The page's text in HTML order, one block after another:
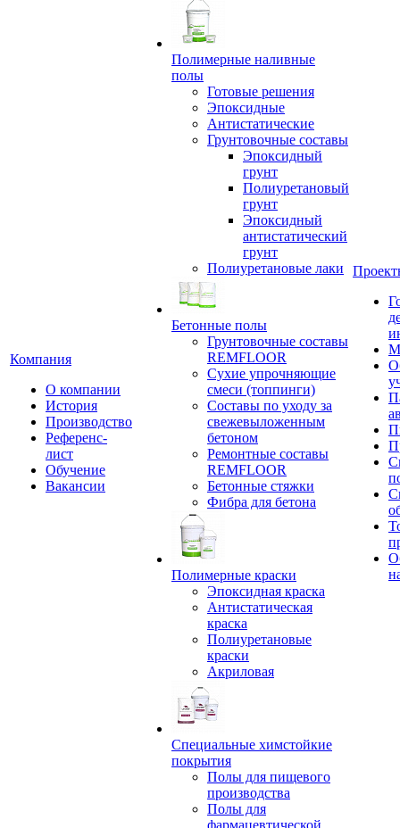
Компания
О компании
История
Производство
Референс-
лист
Обучение
Вакансии
Полимерные наливные
полы
Готовые решения
Эпоксидные
Антистатические
Грунтовочные составы
Эпоксидный
грунт
Полиуретановый
грунт
Эпоксидный
антистатический
грунт
Полиуретановые лаки
Бетонные полы
Грунтовочные составы
REMFLOOR
Сухие упрочняющие
смеси (топпинги)
Составы по уходу за
свежевыложенным
бетоном
Ремонтные составы
REMFLOOR
Бетонные стяжки
Фибра для бетона
Полимерные краски
Эпоксидная краска
Антистатическая
краска
Полиуретановые
краски
Акриловая
Специальные химстойкие
покрытия
Полы для пищевого
производства
Полы для
фармацевтической